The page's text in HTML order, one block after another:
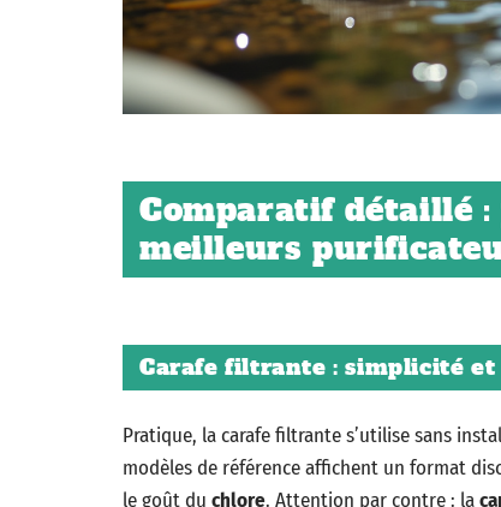
Comparatif détaillé
meilleurs
Carafe filtrante : simplicité et
Pratique, la carafe filtrante s’utilise sans
modèles de référence affichent un format
le goût du chlore. Attention par contre : la